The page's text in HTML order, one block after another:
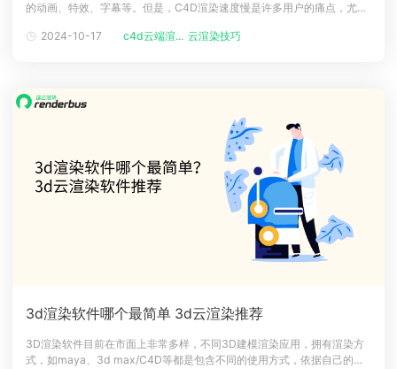
的动画、特效、字幕等。但是，C4D渲染速度慢是许多用户的痛点，尤其
响了工作效率和创作体验。那么C4D渲染速度慢的原因有哪些呢？又有什
2024-10-17 c4d云端渲... 云渲染技巧
3d渲染软件哪个最简单 3d云渲染推荐
3D渲染软件目前在市面上非常多样，不同3D建模渲染应用，拥有渲染方
式，如maya、3d max/C4D等都是包含不同的使用方式，依据自己的行